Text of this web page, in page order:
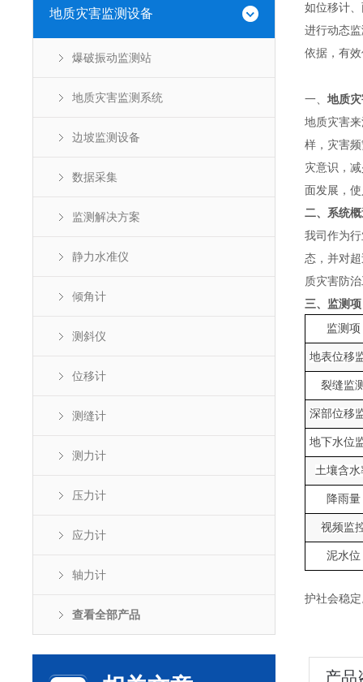
地质灾害监测设备
爆破振动监测站
地质灾害监测系统
边坡监测设备
数据采集
监测解决方案
静力水准仪
倾角计
测斜仪
位移计
测缝计
测力计
压力计
应力计
轴力计
查看全部产品
如位移计
进行动态
依据，有
一、 地质
地质灾害
样，灾害
灾意识，
面发展，
二、系统
我司作为
态，并对
质灾害防
三、监测
监测项
地表位移
裂缝监
深部位移
地下水位
土壤含水
降雨量
视频监
泥水位
护社会稳
产品